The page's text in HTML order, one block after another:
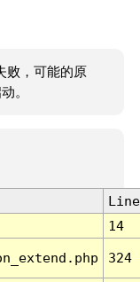
败，可能的原
。
Line
14
324